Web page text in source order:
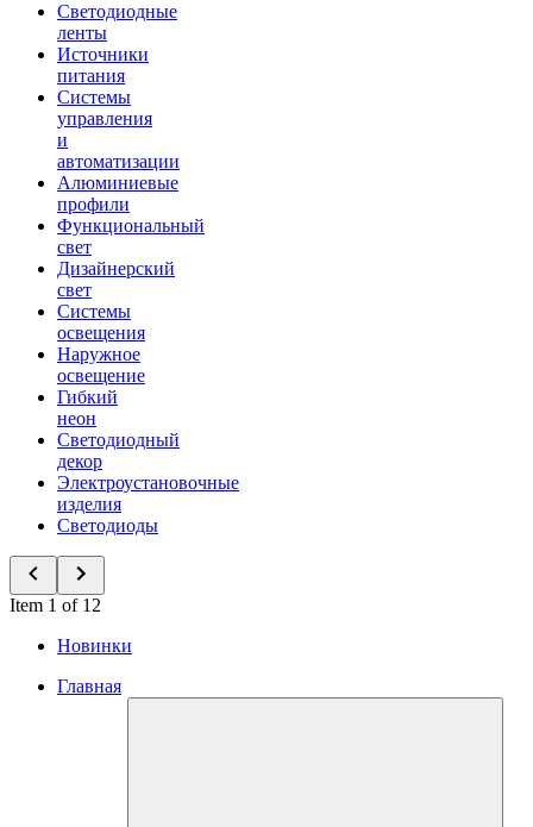
Светодиодные
ленты
Источники
питания
Системы
управления
и
автоматизации
Алюминиевые
профили
Функциональный
свет
Дизайнерский
свет
Системы
освещения
Наружное
освещение
Гибкий
неон
Светодиодный
декор
Электроустановочные
изделия
Светодиоды
Item 1 of 12
Новинки
Главная